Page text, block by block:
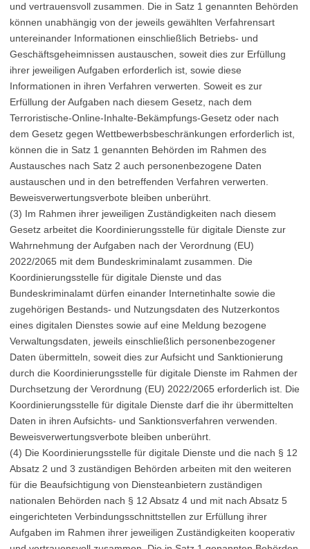
und vertrauensvoll zusammen. Die in Satz 1 genannten Behörden
können unabhängig von der jeweils gewählten Verfahrensart
untereinander Informationen einschließlich Betriebs- und
Geschäftsgeheimnissen austauschen, soweit dies zur Erfüllung
ihrer jeweiligen Aufgaben erforderlich ist, sowie diese
Informationen in ihren Verfahren verwerten. Soweit es zur
Erfüllung der Aufgaben nach diesem Gesetz, nach dem
Terroristische-Online-Inhalte-Bekämpfungs-Gesetz oder nach
dem Gesetz gegen Wettbewerbsbeschränkungen erforderlich ist,
können die in Satz 1 genannten Behörden im Rahmen des
Austausches nach Satz 2 auch personenbezogene Daten
austauschen und in den betreffenden Verfahren verwerten.
Beweisverwertungsverbote bleiben unberührt.
(3) Im Rahmen ihrer jeweiligen Zuständigkeiten nach diesem
Gesetz arbeitet die Koordinierungsstelle für digitale Dienste zur
Wahrnehmung der Aufgaben nach der Verordnung (EU)
2022/2065 mit dem Bundeskriminalamt zusammen. Die
Koordinierungsstelle für digitale Dienste und das
Bundeskriminalamt dürfen einander Internetinhalte sowie die
zugehörigen Bestands- und Nutzungsdaten des Nutzerkontos
eines digitalen Dienstes sowie auf eine Meldung bezogene
Verwaltungsdaten, jeweils einschließlich personenbezogener
Daten übermitteln, soweit dies zur Aufsicht und Sanktionierung
durch die Koordinierungsstelle für digitale Dienste im Rahmen der
Durchsetzung der Verordnung (EU) 2022/2065 erforderlich ist. Die
Koordinierungsstelle für digitale Dienste darf die ihr übermittelten
Daten in ihren Aufsichts- und Sanktionsverfahren verwenden.
Beweisverwertungsverbote bleiben unberührt.
(4) Die Koordinierungsstelle für digitale Dienste und die nach § 12
Absatz 2 und 3 zuständigen Behörden arbeiten mit den weiteren
für die Beaufsichtigung von Diensteanbietern zuständigen
nationalen Behörden nach § 12 Absatz 4 und mit nach Absatz 5
eingerichteten Verbindungsschnittstellen zur Erfüllung ihrer
Aufgaben im Rahmen ihrer jeweiligen Zuständigkeiten kooperativ